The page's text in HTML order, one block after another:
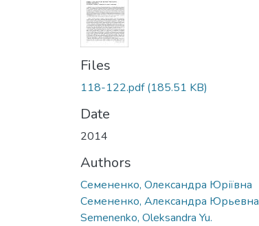
Files
118-122.pdf(185.51 KB)
Date
2014
Authors
Семененко, Олександра Юріївна
Семененко, Александра Юрьевна
Semenenko, Оleksandra Yu.